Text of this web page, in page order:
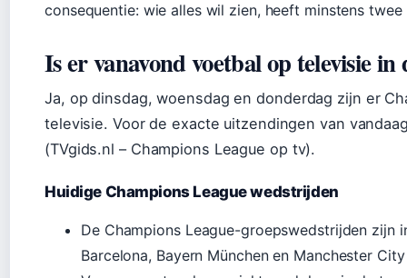
consequentie: wie alles wil zien, heeft minstens
Is er vanavond voetbal op televisie
Ja, op dinsdag, woensdag en donderdag zijn er
televisie. Voor de exacte uitzendingen van
(TVgids.nl – Champions League op tv).
Huidige Champions League wedstrijden
De Champions League-groepswedstrijden zijn
Barcelona, Bayern München en Manchester